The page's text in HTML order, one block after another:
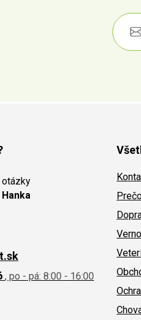
otázky
Hanka
, po - pá: 8:00 - 16:00